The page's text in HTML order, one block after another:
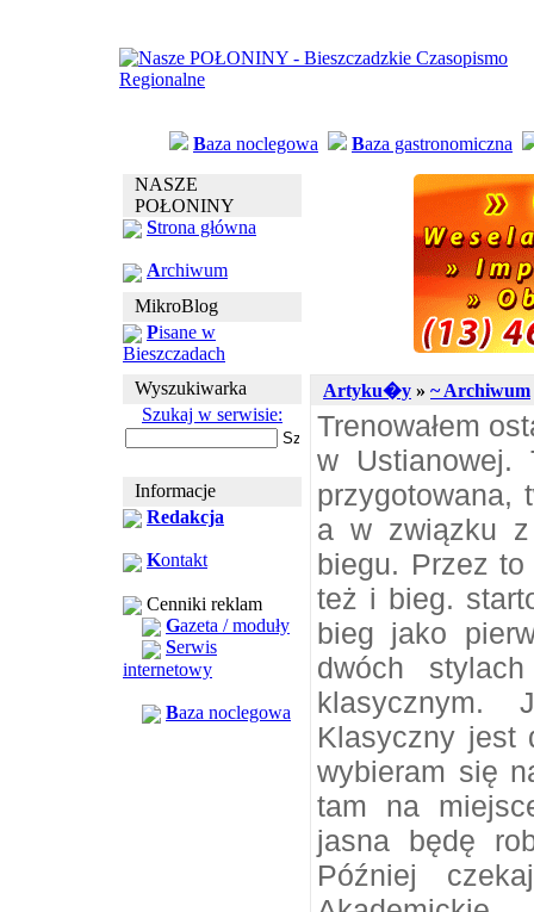
Baza noclegowa Baza gastronomiczna
NASZE
POŁONINY
Strona główna
Archiwum
MikroBlog
Pisane w
Bieszczadach
Wyszukiwarka
Szukaj w serwisie:
Informacje
Redakcja
Kontakt
Cenniki reklam
Gazeta / moduły
Serwis
internetowy
Baza noclegowa
Artyku�y » ~ Archiwum
Trenowałem
w Ustianowej.
przygotowana,
a w związku
biegu. Przez
też i bieg.
bieg jako
dwóch
klasycznym.
Klasyczny jest
wybieram się
tam na
jasna będę
Później